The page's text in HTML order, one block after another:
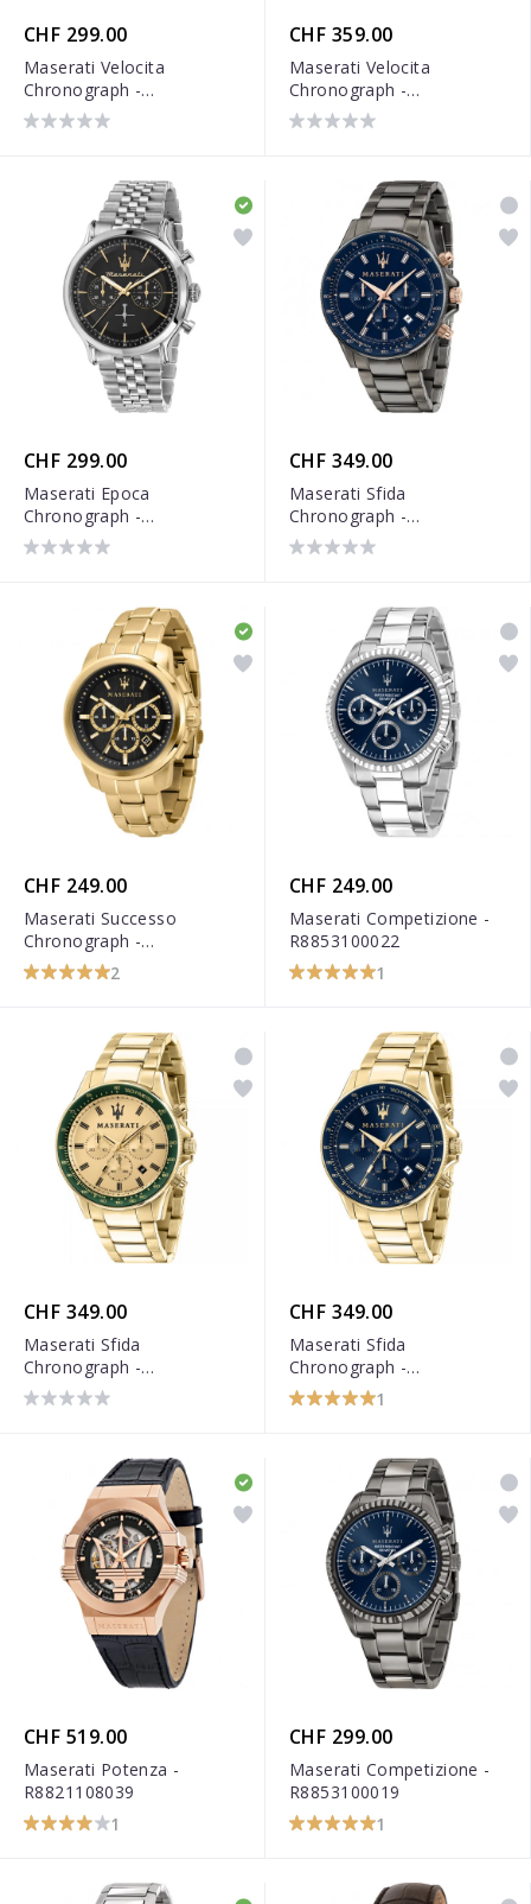
CHF 299.00
Maserati Velocita
Chronograph -
R8873652013
CHF 359.00
Maserati Velocita
Chronograph -
R8873652015
CHF 299.00
Maserati Epoca
Chronograph -
R8873618017
CHF 349.00
Maserati Sfida
Chronograph -
R8873640001
CHF 249.00
Maserati Successo
Chronograph -
R8873621013
2
CHF 249.00
Maserati Competizione -
R8853100022
1
CHF 349.00
Maserati Sfida
Chronograph -
R8873640005
CHF 349.00
Maserati Sfida
Chronograph -
R8873640008
1
CHF 519.00
Maserati Potenza -
R8821108039
1
CHF 299.00
Maserati Competizione -
R8853100019
1